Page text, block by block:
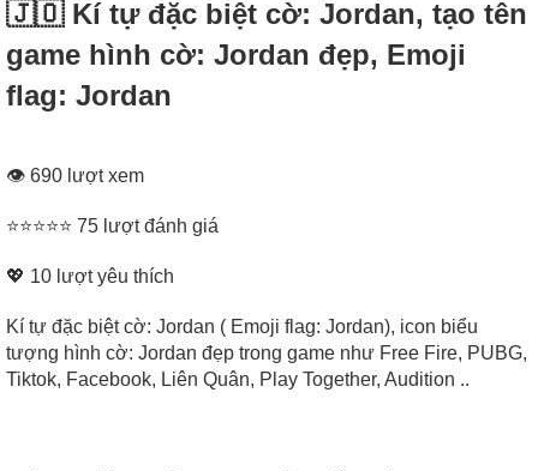
🇯🇴 Kí tự đặc biệt cờ: Jordan, tạo tên
game hình cờ: Jordan đẹp, Emoji
flag: Jordan
👁 690 lượt xem
⭐⭐⭐⭐⭐ 75 lượt đánh giá
💖 10 lượt yêu thích
Kí tự đặc biệt cờ: Jordan ( Emoji flag: Jordan), icon biểu
tượng hình cờ: Jordan đẹp trong game như Free Fire, PUBG,
Tiktok, Facebook, Liên Quân, Play Together, Audition ..